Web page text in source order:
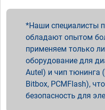
Наши специалисты
обладают опытом
применяем только
оборудование для
Autel) и чип тюнинга
Bitbox, PCMFlash),
безопасность для